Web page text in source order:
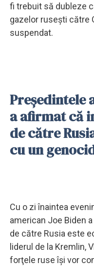
fi trebuit să dubleze
gazelor ruseşti către
suspendat.
Preşedintele
a afirmat că
de către
cu un
Cu o zi înaintea
american Joe Biden
de către Rusia este
liderul de la Kremlin,
forţele ruse îşi vor